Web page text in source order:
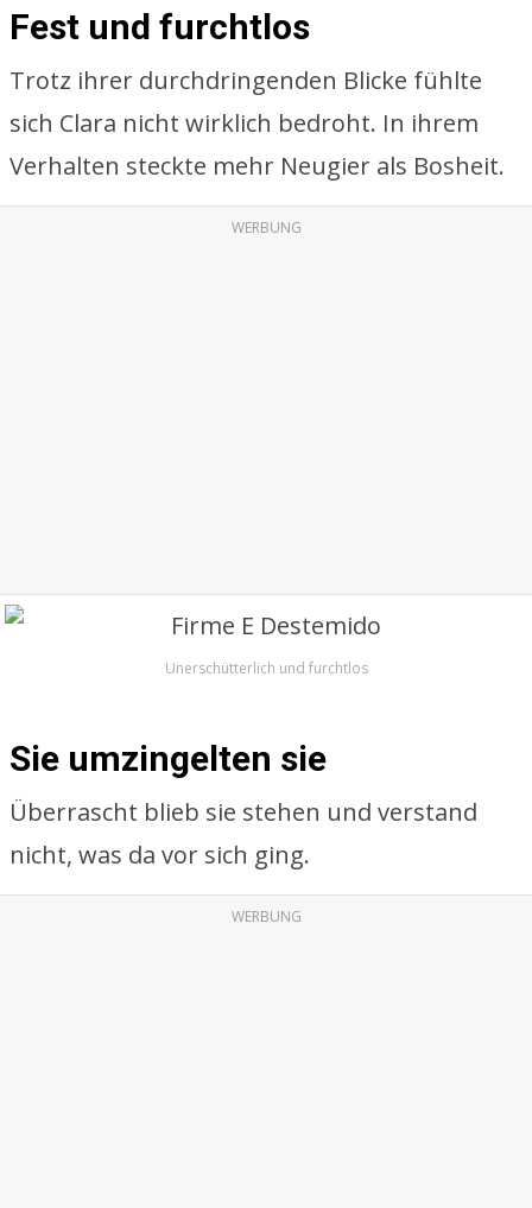
Fest und furchtlos
Trotz ihrer durchdringenden Blicke fühlte
sich Clara nicht wirklich bedroht. In ihrem
Verhalten steckte mehr Neugier als Bosheit.
WERBUNG
Unerschütterlich und furchtlos
Sie umzingelten sie
Überrascht blieb sie stehen und verstand
nicht, was da vor sich ging.
WERBUNG